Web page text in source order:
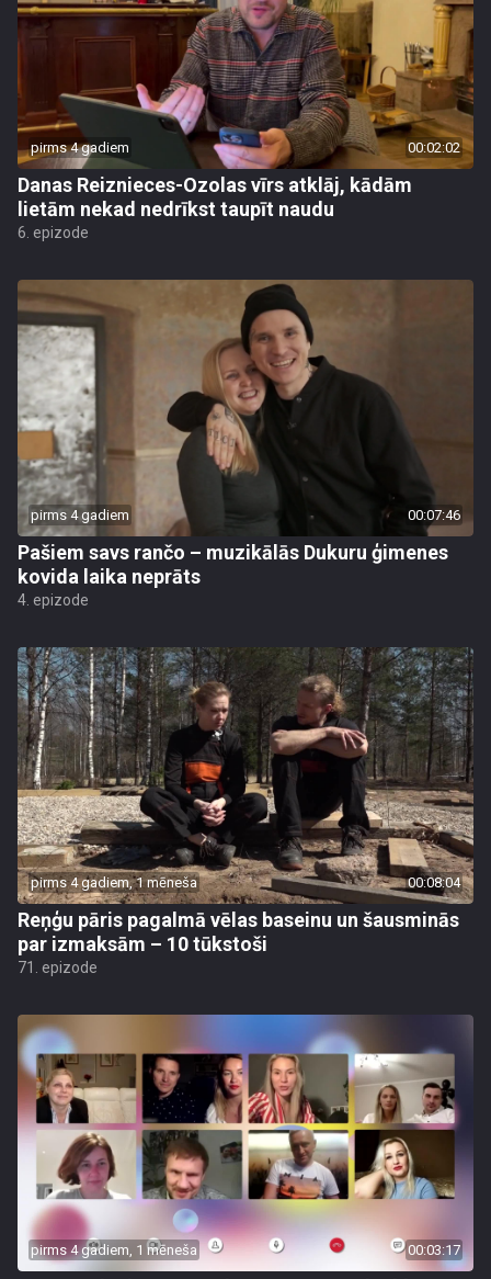
pirms 4 gadiem 00:02:02
Danas Reiznieces-Ozolas vīrs atklāj, kādām
lietām nekad nedrīkst taupīt naudu
6. epizode
pirms 4 gadiem 00:07:46
Pašiem savs rančo – muzikālās Dukuru ģimenes
kovida laika neprāts
4. epizode
pirms 4 gadiem, 1 mēneša 00:08:04
Reņģu pāris pagalmā vēlas baseinu un šausminās
par izmaksām – 10 tūkstoši
71. epizode
pirms 4 gadiem, 1 mēneša 00:03:17